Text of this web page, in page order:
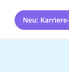
Neu: